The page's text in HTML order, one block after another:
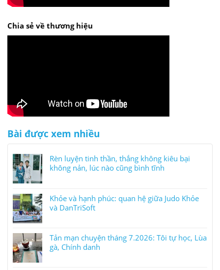
Chia sẻ về thương hiệu
Bài được xem nhiều
Rèn luyện tinh thần, thắng không kiêu bại
không nản, lúc nào cũng bình tĩnh
Khỏe và hạnh phúc: quan hệ giữa Judo Khỏe
và DanTriSoft
Tản mạn chuyện tháng 7.2026: Tôi tự học, Lùa
gà, Chính danh